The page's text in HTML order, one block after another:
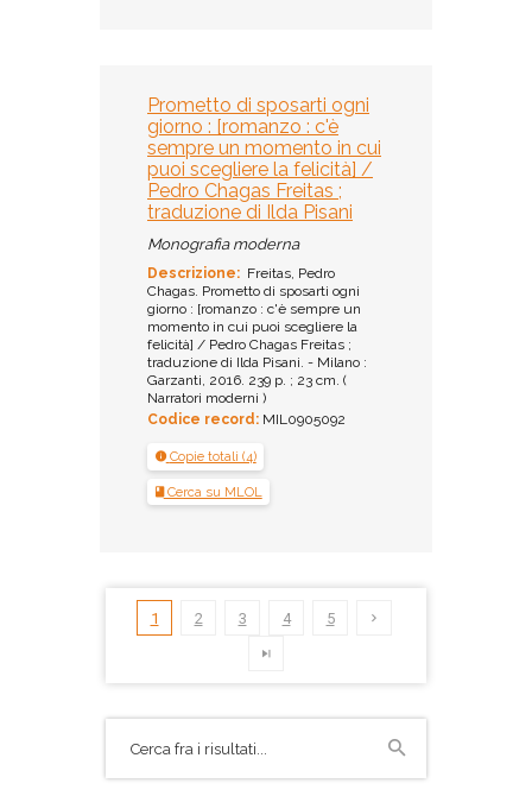
Prometto di sposarti ogni
giorno : [romanzo : c'è
sempre un momento in cui
puoi scegliere la felicità] /
Pedro Chagas Freitas ;
traduzione di Ilda Pisani
Monografia moderna
Descrizione: Freitas, Pedro
Chagas. Prometto di sposarti ogni
giorno : [romanzo : c'è sempre un
momento in cui puoi scegliere la
felicità] / Pedro Chagas Freitas ;
traduzione di Ilda Pisani. - Milano :
Garzanti, 2016. 239 p. ; 23 cm. (
Narratori moderni )
Codice record: MIL0905092
Copie totali (4)
Cerca su MLOL
1 2 3 4 5